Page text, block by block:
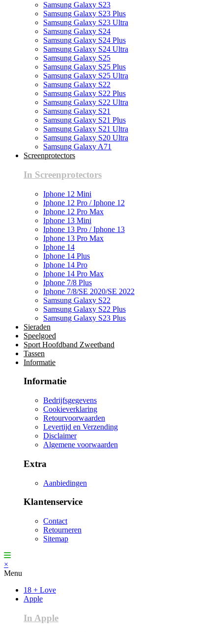
Samsung Galaxy S23
Samsung Galaxy S23 Plus
Samsung Galaxy S23 Ultra
Samsung Galaxy S24
Samsung Galaxy S24 Plus
Samsung Galaxy S24 Ultra
Samsung Galaxy S25
Samsung Galaxy S25 Plus
Samsung Galaxy S25 Ultra
Samsung Galaxy S22
Samsung Galaxy S22 Plus
Samsung Galaxy S22 Ultra
Samsung Galaxy S21
Samsung Galaxy S21 Plus
Samsung Galaxy S21 Ultra
Samsung Galaxy S20 Ultra
Samsung Galaxy A71
Screenprotectors
In Screenprotectors
Iphone 12 Mini
Iphone 12 Pro / Iphone 12
Iphone 12 Pro Max
Iphone 13 Mini
Iphone 13 Pro / Iphone 13
Iphone 13 Pro Max
Iphone 14
Iphone 14 Plus
Iphone 14 Pro
Iphone 14 Pro Max
Iphone 7/8 Plus
Iphone 7/8/SE 2020/SE 2022
Samsung Galaxy S22
Samsung Galaxy S22 Plus
Samsung Galaxy S23 Plus
Sieraden
Speelgoed
Sport Hoofdband Zweetband
Tassen
Informatie
Informatie
Bedrijfsgegevens
Cookieverklaring
Retourvoorwaarden
Levertijd en Verzending
Disclaimer
Algemene voorwaarden
Extra
Aanbiedingen
Klantenservice
Contact
Retourneren
Sitemap
×
Menu
18 + Love
Apple
In Apple